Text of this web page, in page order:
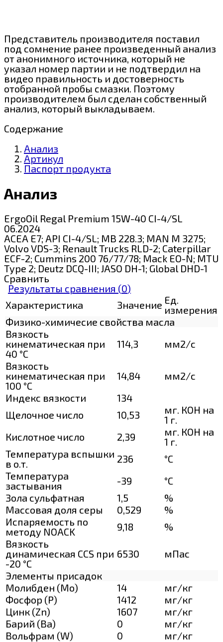
Представитель производителя поставил
под сомнение ранее произведенный анализ
от анонимного источника, который не
указал номер партии и не подтвердил на
видео правильность и достоверность
отобранной пробы смазки. Поэтому
производителем был сделан собственный
анализ, который выкладываем.
Содержание
Анализ
Артикул
Паспорт продукта
Анализ
ErgoOil Regal Premium 15W-40 CI-4/SL
06.2024
ACEA E7; API CI-4/SL; MB 228.3; MAN M 3275;
Volvo VDS-3; Renault Trucks RLD-2; Caterpillar
ECF-2; Cummins 200 76/77/78; Mack EO-N; MTU
Type 2; Deutz DCQ-III; JASO DH-1; Global DHD-1
Сравнить
Результаты сравнения (0)
Характеристика
Значение Ед.
измерения
Физико-химичесие свойства масла
Вязкость
кинематическая при
40 °С
114,3
мм2/с
Вязкость
кинематическая при
100 °С
14,84
мм2/с
Индекс вязкости
134
Щелочное число
10,53
мг. КОН на
1 г.
Кислотное число
2,39
мг. КОН на
1 г.
Температура вспышки
в о.т.
236
°C
Температура
застывания
-39
°C
Зола сульфатная
1,5
%
Массовая доля серы
0,529
%
Испаряемость по
методу NOACK
9,18
%
Вязкость
динамическая CCS при
-20 °С
6530
мПас
Элементы присадок
Молибден (Мо)
14
мг/кг
Фосфор (Р)
1412
мг/кг
Цинк (Zn)
1607
мг/кг
Барий (Ва)
0
мг/кг
Вольфрам (W)
0
мг/кг